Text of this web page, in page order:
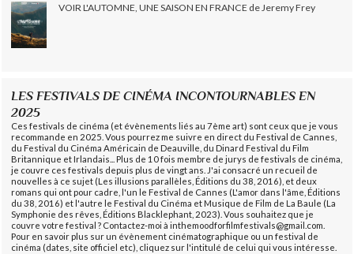
VOIR L'AUTOMNE, UNE SAISON EN FRANCE de Jeremy Frey
LES FESTIVALS DE CINÉMA INCONTOURNABLES EN
2025
Ces festivals de cinéma (et évènements liés au 7ème art) sont ceux que je vous
recommande en 2025. Vous pourrez me suivre en direct du Festival de Cannes,
du Festival du Cinéma Américain de Deauville, du Dinard Festival du Film
Britannique et Irlandais... Plus de 10 fois membre de jurys de festivals de cinéma,
je couvre ces festivals depuis plus de vingt ans. J'ai consacré un recueil de
nouvelles à ce sujet (Les illusions parallèles, Éditions du 38, 2016), et deux
romans qui ont pour cadre, l'un le Festival de Cannes (L'amor dans l'âme, Éditions
du 38, 2016) et l'autre le Festival du Cinéma et Musique de Film de La Baule (La
Symphonie des rêves, Éditions Blacklephant, 2023). Vous souhaitez que je
couvre votre festival ? Contactez-moi à inthemoodforfilmfestivals@gmail.com.
Pour en savoir plus sur un évènement cinématographique ou un festival de
cinéma (dates, site officiel etc), cliquez sur l'intitulé de celui qui vous intéresse.